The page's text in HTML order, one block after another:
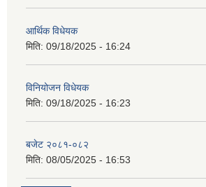
आर्थिक विधेयक
मिति: 09/18/2025 - 16:24
विनियोजन विधेयक
मिति: 09/18/2025 - 16:23
बजेट २०८१-०८२
मिति: 08/05/2025 - 16:53